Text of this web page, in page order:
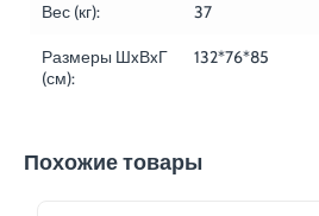
Вес (кг): 37
Размеры ШxВxГ
(см):
132*76*85
Похожие товары